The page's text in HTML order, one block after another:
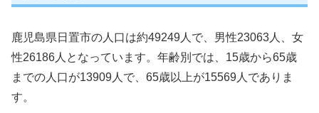
鹿児島県日置市の人口は約49249人で、男性23063人、女
性26186人となっています。年齢別では、15歳から65歳
までの人口が13909人で、65歳以上が15569人でありま
す。